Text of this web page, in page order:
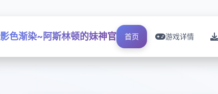
影色渐染~阿斯林顿的妹神官 首页 游戏详情